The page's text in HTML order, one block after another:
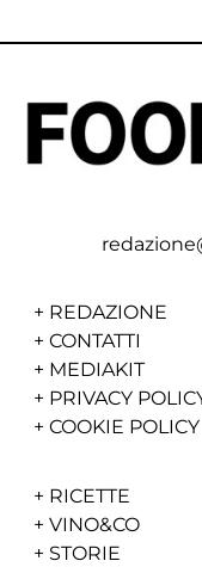
+ REDAZIONE
+ CONTATTI
+ MEDIAKIT
+ PRIVACY
+ COOKIE POLICY
+ RICETTE
+ VINO&CO
+ STORIE